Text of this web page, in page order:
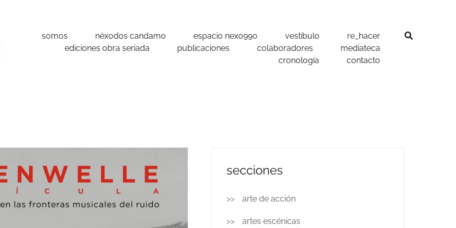
somos néxodos candamo espacio nexo990 vestíbulo
re_hacer
ediciones obra seriada
publicaciones colaboradores
mediateca
cronología
contacto
secciones
arte de acción
artes escénicas